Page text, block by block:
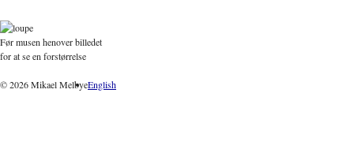
Før musen henover billedet
for at se en forstørrelse
© 2026 Mikael MelbyeEnglish